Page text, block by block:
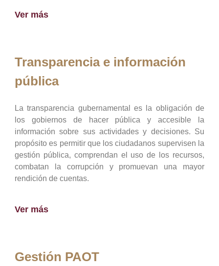
Ver más
Transparencia e información
pública
La transparencia gubernamental es la obligación de
los gobiernos de hacer pública y accesible la
información sobre sus actividades y decisiones. Su
propósito es permitir que los ciudadanos supervisen la
gestión pública, comprendan el uso de los recursos,
combatan la corrupción y promuevan una mayor
rendición de cuentas.
Ver más
Gestión PAOT